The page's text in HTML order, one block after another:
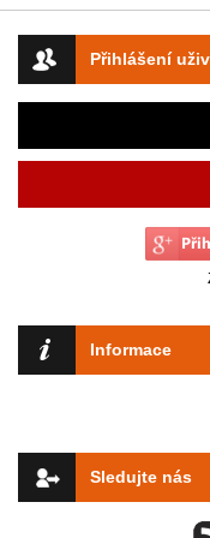
Přihlášení
Informace
Sledujte nás